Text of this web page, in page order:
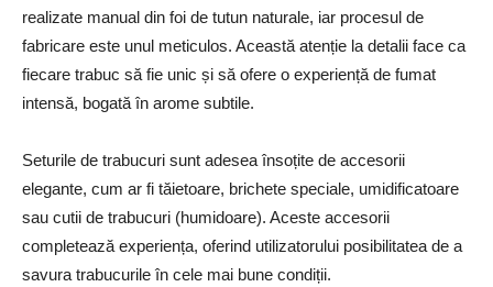
realizate manual din foi de tutun naturale, iar procesul de
fabricare este unul meticulos. Această atenție la detalii face ca
fiecare trabuc să fie unic și să ofere o experiență de fumat
intensă, bogată în arome subtile.
Seturile de trabucuri sunt adesea însoțite de accesorii
elegante, cum ar fi tăietoare, brichete speciale, umidificatoare
sau cutii de trabucuri (humidoare). Aceste accesorii
completează experiența, oferind utilizatorului posibilitatea de a
savura trabucurile în cele mai bune condiții.